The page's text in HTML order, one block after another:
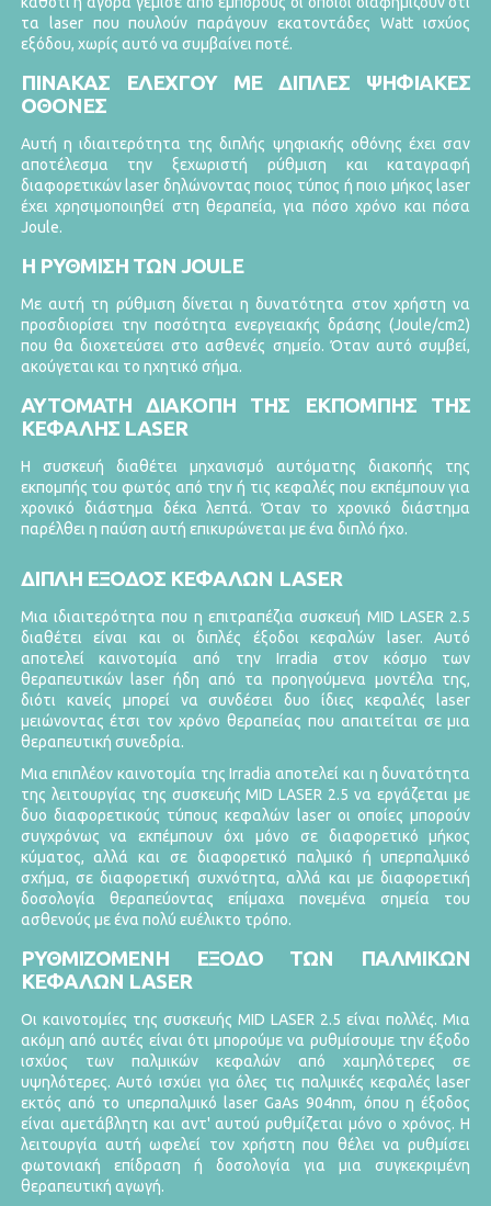
τα laser που πουλούν παράγουν εκατοντάδες Watt ισχύος
εξόδου, χωρίς αυτό να συμβαίνει ποτέ.
ΠΙΝΑΚΑΣ ΕΛΕΧΓΟΥ ΜΕ ΔΙΠΛΕΣ ΨΗΦΙΑΚΕΣ
ΟΘΟΝΕΣ
Αυτή η ιδιαιτερότητα της διπλής ψηφιακής οθόνης έχει σαν
αποτέλεσμα την ξεχωριστή ρύθμιση και καταγραφή
διαφορετικών laser δηλώνοντας ποιος τύπος ή ποιο μήκος laser
έχει χρησιμοποιηθεί στη θεραπεία, για πόσο χρόνο και πόσα
Joule.
Η ΡΥΘΜΙΣΗ ΤΩΝ JOULE
Με αυτή τη ρύθμιση δίνεται η δυνατότητα στον χρήστη να
προσδιορίσει την ποσότητα ενεργειακής δράσης (Joule/cm2)
που θα διοχετεύσει στο ασθενές σημείο. Όταν αυτό συμβεί,
ακούγεται και το ηχητικό σήμα.
ΑΥΤΟΜΑΤΗ ΔΙΑΚΟΠΗ ΤΗΣ ΕΚΠΟΜΠΗΣ ΤΗΣ
ΚΕΦΑΛΗΣ LASER
Η συσκευή διαθέτει μηχανισμό αυτόματης διακοπής της
εκπομπής του φωτός από την ή τις κεφαλές που εκπέμπουν για
χρονικό διάστημα δέκα λεπτά. Όταν το χρονικό διάστημα
παρέλθει η παύση αυτή επικυρώνεται με ένα διπλό ήχο.
ΔΙΠΛΗ ΕΞΟΔΟΣ ΚΕΦΑΛΩΝ LASER
Μια ιδιαιτερότητα που η επιτραπέζια συσκευή MID LASER 2.5
διαθέτει είναι και οι διπλές έξοδοι κεφαλών laser. Αυτό
αποτελεί καινοτομία από την Irradia στον κόσμο των
θεραπευτικών laser ήδη από τα προηγούμενα μοντέλα της,
διότι κανείς μπορεί να συνδέσει δυο ίδιες κεφαλές laser
μειώνοντας έτσι τον χρόνο θεραπείας που απαιτείται σε μια
θεραπευτική συνεδρία.
Μια επιπλέον καινοτομία της Irradia αποτελεί και η δυνατότητα
της λειτουργίας της συσκευής MID LASER 2.5 να εργάζεται με
δυο διαφορετικούς τύπους κεφαλών laser οι οποίες μπορούν
συγχρόνως να εκπέμπουν όχι μόνο σε διαφορετικό μήκος
κύματος, αλλά και σε διαφορετικό παλμικό ή υπερπαλμικό
σχήμα, σε διαφορετική συχνότητα, αλλά και με διαφορετική
δοσολογία θεραπεύοντας επίμαχα πονεμένα σημεία του
ασθενούς με ένα πολύ ευέλικτο τρόπο.
ΡΥΘΜΙΖΟΜΕΝΗ ΕΞΟΔΟ ΤΩΝ ΠΑΛΜΙΚΩΝ
ΚΕΦΑΛΩΝ LASER
Οι καινοτομίες της συσκευής MID LASER 2.5 είναι πολλές. Μια
ακόμη από αυτές είναι ότι μπορούμε να ρυθμίσουμε την έξοδο
ισχύος των παλμικών κεφαλών από χαμηλότερες σε
υψηλότερες. Αυτό ισχύει για όλες τις παλμικές κεφαλές laser
εκτός από το υπερπαλμικό laser GaAs 904nm, όπου η έξοδος
είναι αμετάβλητη και αντ' αυτού ρυθμίζεται μόνο ο χρόνος. Η
λειτουργία αυτή ωφελεί τον χρήστη που θέλει να ρυθμίσει
φωτονιακή επίδραση ή δοσολογία για μια συγκεκριμένη
θεραπευτική αγωγή.